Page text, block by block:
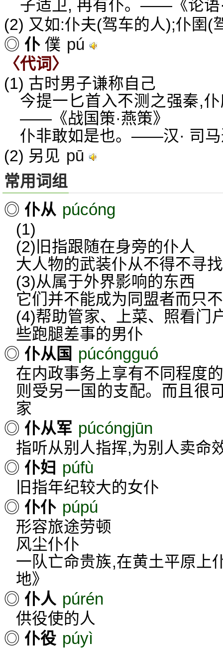
子适卫, 冉有仆。——《论语
(2) 又如:仆夫(驾车的人);仆圉(
◎ 仆 僕 pú
〈代词〉
(1) 古时男子谦称自己
今提一匕首入不测之强秦,
——《战国策·燕策》
仆非敢如是也。——汉· 司
(2) 另见 pū
常用词组
◎ 仆从 púcóng
(1)
(2)旧指跟随在身旁的仆人
大人物的武装仆从不得不寻
(3)从属于外界影响的东西
它们并不能成为同盟者而只
(4)帮助管家、上菜、照看门
些跑腿差事的男仆
◎ 仆从国 púcóngguó
在内政事务上享有不同程度
则受另一国的支配。而且很
家
◎ 仆从军 púcóngjūn
指听从别人指挥,为别人卖命
◎ 仆妇 púfù
旧指年纪较大的女仆
◎ 仆仆 púpú
形容旅途劳顿
风尘仆仆
一队亡命贵族,在黄土平原
地》
◎ 仆人 púrén
供役使的人
◎ 仆役 púyì